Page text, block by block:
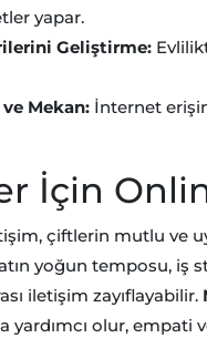
yapar.
Geliştirme:
Mekan: İnternet
İçin
çiftlerin mutlu
yoğun temposu, iş
iletişim zayıflayabilir.
yardımcı olur, empati